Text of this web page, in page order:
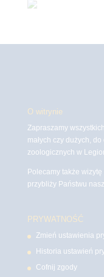
O witrynie
Zapraszamy
małych czy dużych,
zoologicznych w
Polecamy także
przybliży Państwu
PRYWATNOŚĆ
Zmień ustawienia
Historia ustawień
Cofnij zgody